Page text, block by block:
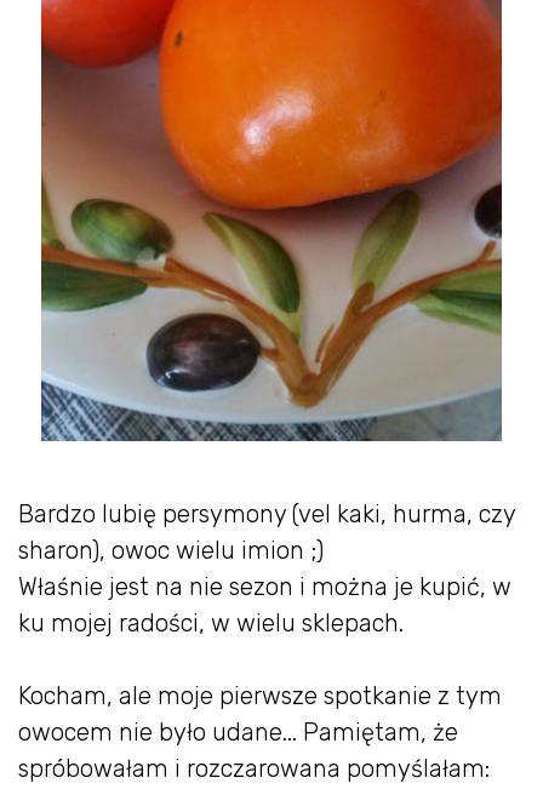
Bardzo lubię persymony (vel kaki, hurma, czy
sharon), owoc wielu imion ;)
Właśnie jest na nie sezon i można je kupić, w
ku mojej radości, w wielu sklepach.
Kocham, ale moje pierwsze spotkanie z tym
owocem nie było udane... Pamiętam, że
spróbowałam i rozczarowana pomyślałam: